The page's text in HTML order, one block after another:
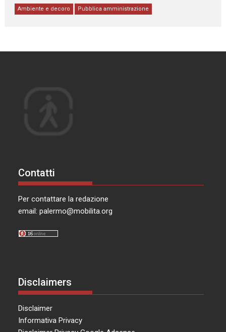
Ambiente e decoro Pubblica amministrazione
Contatti
Per contattare la redazione
email:palermo@mobilita.org
Disclaimers
Disclaimer
Informativa Privacy